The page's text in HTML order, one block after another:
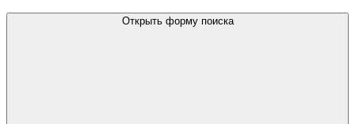
Открыть форму поиска